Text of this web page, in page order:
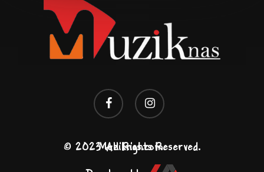
facebook instagram
© 2023 All Rights Reserved. Muziknas.com.